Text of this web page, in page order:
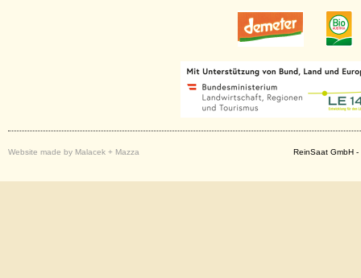
Website made by Malacek + Mazza ReinSaat GmbH